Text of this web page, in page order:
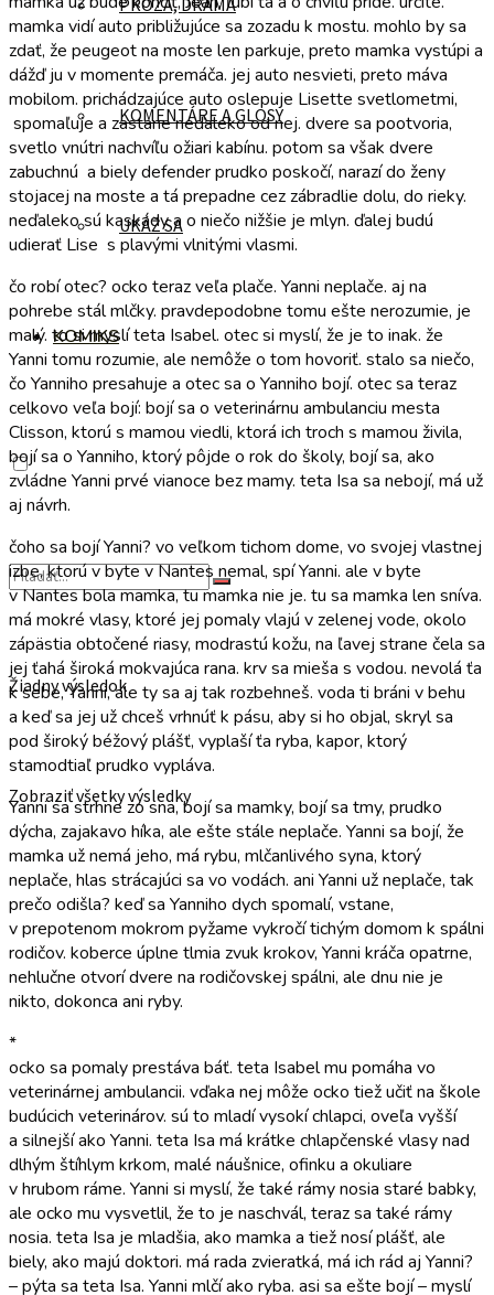
PRÓZA, DRÁMA
KOMENTÁRE A GLOSY
UKÁŽ SA
KOMIKS
Žiadny výsledok
Zobraziť všetky výsledky
mamka vidí auto približujúce sa zozadu k mostu. mohlo by sa
zdať, že peugeot na moste len parkuje, preto mamka vystúpi a
dážď ju v momente premáča. jej auto nesvieti, preto máva
mobilom. prichádzajúce auto oslepuje Lisette svetlometmi,
spomaľuje a zastane neďaleko od nej. dvere sa pootvoria,
svetlo vnútri nachvíľu ožiari kabínu. potom sa však dvere
zabuchnú a biely defender prudko poskočí, narazí do ženy
stojacej na moste a tá prepadne cez zábradlie dolu, do rieky.
neďaleko sú kaskády a o niečo nižšie je mlyn. ďalej budú
udierať Lise s plavými vlnitými vlasmi.
čo robí otec? ocko teraz veľa plače. Yanni neplače. aj na
pohrebe stál mlčky. pravdepodobne tomu ešte nerozumie, je
malý. to si myslí teta Isabel. otec si myslí, že je to inak. že
Yanni tomu rozumie, ale nemôže o tom hovoriť. stalo sa niečo,
čo Yanniho presahuje a otec sa o Yanniho bojí. otec sa teraz
celkovo veľa bojí: bojí sa o veterinárnu ambulanciu mesta
Clisson, ktorú s mamou viedli, ktorá ich troch s mamou živila,
bojí sa o Yanniho, ktorý pôjde o rok do školy, bojí sa, ako
zvládne Yanni prvé vianoce bez mamy. teta Isa sa nebojí, má už
aj návrh.
čoho sa bojí Yanni? vo veľkom tichom dome, vo svojej vlastnej
izbe, ktorú v byte v Nantes nemal, spí Yanni. ale v byte
v Nantes bola mamka, tu mamka nie je. tu sa mamka len sníva.
má mokré vlasy, ktoré jej pomaly vlajú v zelenej vode, okolo
zápästia obtočené riasy, modrastú kožu, na ľavej strane čela sa
jej ťahá široká mokvajúca rana. krv sa mieša s vodou. nevolá ťa
k sebe, Yanni, ale ty sa aj tak rozbehneš. voda ti bráni v behu
a keď sa jej už chceš vrhnúť k pásu, aby si ho objal, skryl sa
pod široký béžový plášť, vyplaší ťa ryba, kapor, ktorý
stamodtiaľ prudko vypláva.
Yanni sa strhne zo sna, bojí sa mamky, bojí sa tmy, prudko
dýcha, zajakavo híka, ale ešte stále neplače. Yanni sa bojí, že
mamka už nemá jeho, má rybu, mlčanlivého syna, ktorý
neplače, hlas strácajúci sa vo vodách. ani Yanni už neplače, tak
prečo odišla? keď sa Yanniho dych spomalí, vstane,
v prepotenom mokrom pyžame vykročí tichým domom k spálni
rodičov. koberce úplne tlmia zvuk krokov, Yanni kráča opatrne,
nehlučne otvorí dvere na rodičovskej spálni, ale dnu nie je
nikto, dokonca ani ryby.
*
ocko sa pomaly prestáva báť. teta Isabel mu pomáha vo
veterinárnej ambulancii. vďaka nej môže ocko tiež učiť na škole
budúcich veterinárov. sú to mladí vysokí chlapci, oveľa vyšší
a silnejší ako Yanni. teta Isa má krátke chlapčenské vlasy nad
dlhým štíhlym krkom, malé náušnice, ofinku a okuliare
v hrubom ráme. Yanni si myslí, že také rámy nosia staré babky,
ale ocko mu vysvetlil, že to je naschvál, teraz sa také rámy
nosia. teta Isa je mladšia, ako mamka a tiež nosí plášť, ale
biely, ako majú doktori. má rada zvieratká, má ich rád aj Yanni?
– pýta sa teta Isa. Yanni mlčí ako ryba. asi sa ešte bojí – myslí